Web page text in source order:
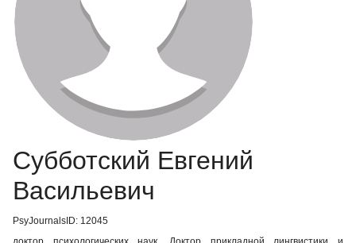
Субботский Евгений
Васильевич
PsyJournalsID: 12045